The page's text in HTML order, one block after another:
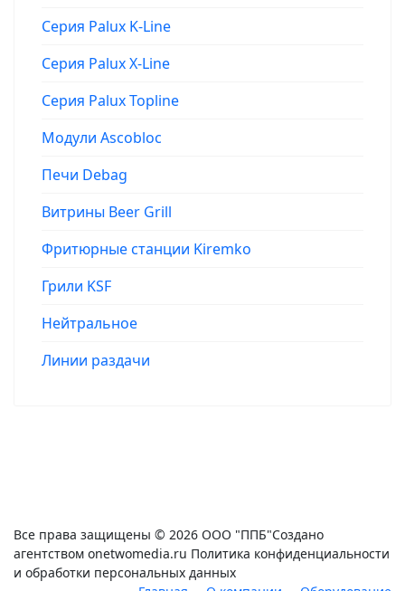
Серия Palux K-Line
Серия Palux X-Line
Серия Palux Topline
Модули Ascobloc
Печи Debag
Витрины Beer Grill
Фритюрные станции Kiremko
Грили KSF
Нейтральное
Линии раздачи
Все права защищены © 2026 ООО "ППБ"Создано
агентством onetwomedia.ru Политика конфиденциальности
и обработки персональных данных